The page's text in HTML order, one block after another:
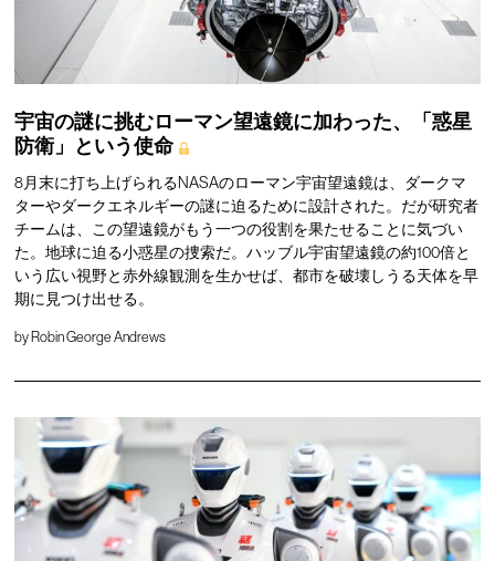
宇宙の謎に挑むローマン望遠鏡に加わった、「惑星
防衛」という使命
8月末に打ち上げられるNASAのローマン宇宙望遠鏡は、ダークマ
ターやダークエネルギーの謎に迫るために設計された。だが研究者
チームは、この望遠鏡がもう一つの役割を果たせることに気づい
た。地球に迫る小惑星の捜索だ。ハッブル宇宙望遠鏡の約100倍と
いう広い視野と赤外線観測を生かせば、都市を破壊しうる天体を早
期に見つけ出せる。
by Robin George Andrews